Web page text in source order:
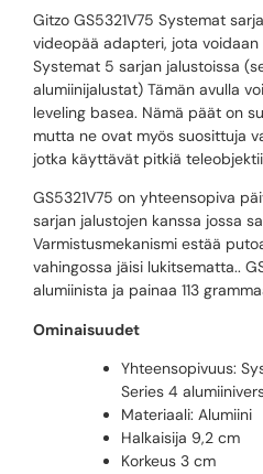
Gitzo GS5321V75 Systemat
videopää adapteri, jota
Systemat 5 sarjan jalustoissa
alumiinijalustat) Tämän avulla
leveling basea. Nämä päät on
mutta ne ovat myös suosittuja
jotka käyttävät pitkiä
GS5321V75 on yhteensopiva
sarjan jalustojen kanssa jossa
Varmistusmekanismi estää
vahingossa jäisi lukitsematta..
alumiinista ja painaa 113
Ominaisuudet
Yhteensopivuus:
Series 4
Materiaali: Alumiini
Halkaisija 9,2 cm
Korkeus 3 cm